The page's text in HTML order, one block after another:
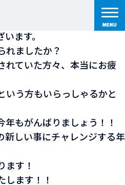
ます。
れましたか？
れていた方々、本当にお疲
いう方もいらっしゃるかと
もがんばりましょう！！
新しい事にチャレンジする年
ます！
します！！